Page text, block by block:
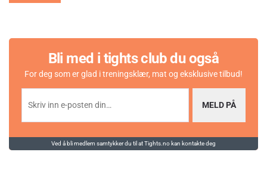
Bli med i tights club du også
For deg som er glad i treningsklær, mat og eksklusive tilbud!
MELD PÅ
Ved å bli medlem samtykker du til at Tights.no kan kontakte deg